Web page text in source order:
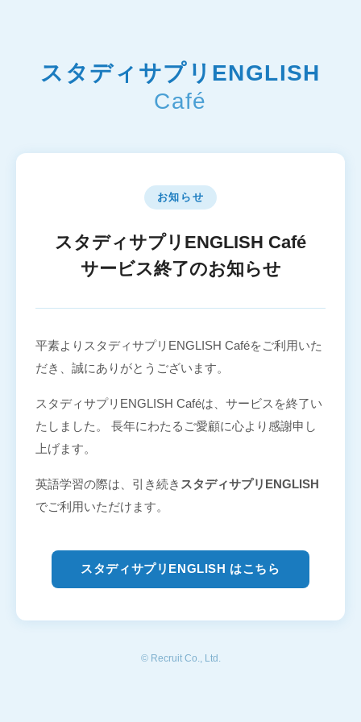
スタディサプリENGLISH
Café
お知らせ
スタディサプリENGLISH Café
サービス終了のお知らせ
平素よりスタディサプリENGLISH Caféをご利用いた
だき、誠にありがとうございます。
スタディサプリENGLISH Caféは、サービスを終了い
たしました。 長年にわたるご愛顧に心より感謝申し
上げます。
英語学習の際は、引き続き スタディサプリENGLISH
でご利用いただけます。
スタディサプリENGLISH はこちら
© Recruit Co., Ltd.